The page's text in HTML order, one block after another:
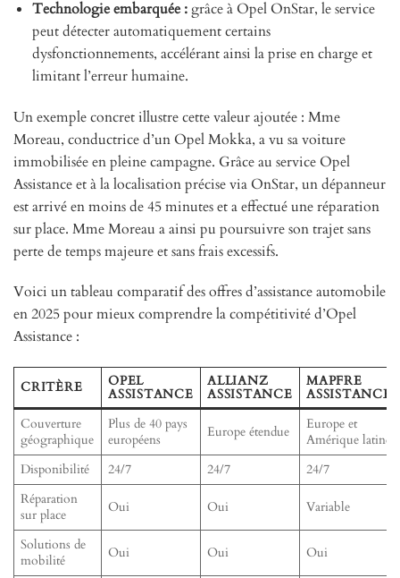
Technologie embarquée :grâce à Opel OnStar, le service
peut détecter automatiquement certains
dysfonctionnements, accélérant ainsi la prise en charge et
limitant l’erreur humaine.
Un exemple concret illustre cette valeur ajoutée : Mme
Moreau, conductrice d’un Opel Mokka, a vu sa voiture
immobilisée en pleine campagne. Grâce au service Opel
Assistance et à la localisation précise via OnStar, un dépanneur
est arrivé en moins de 45 minutes et a effectué une réparation
sur place. Mme Moreau a ainsi pu poursuivre son trajet sans
perte de temps majeure et sans frais excessifs.
Voici un tableau comparatif des offres d’assistance automobile
en 2025 pour mieux comprendre la compétitivité d’Opel
Assistance :
CRITÈRE OPEL
ASSISTANCE
ALLIANZ
ASSISTANCE
MAPFRE
ASSISTANCE
Couverture
géographique
Plus de 40 pays
européens
Europe étendue
Europe et
Amérique latine
Disponibilité
24/7 24/7
24/7
Réparation
sur place
Oui Oui Variable
Solutions de
mobilité
Oui Oui Oui